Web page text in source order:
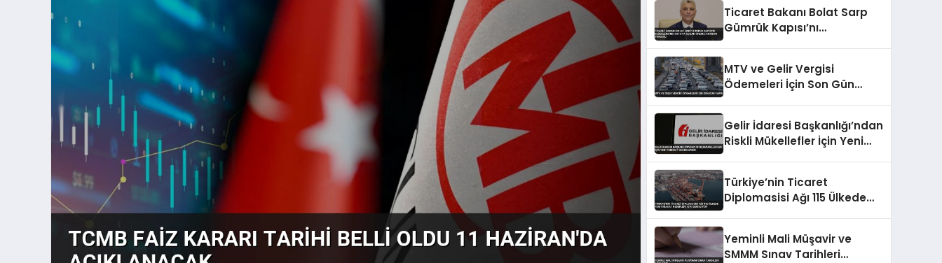
Ticaret Bakanı Bolat Sarp
Gümrük Kapısı’nı
MTV ve Gelir Vergisi
Ödemeleri İçin Son Gün
Gelir İdaresi Başkanlığı’ndan
Riskli Mükellefler İçin Yeni
Türkiye’nin Ticaret
Diplomasisi Ağı 115 Ülkede
Yeminli Mali Müşavir ve
SMMM Sınav Tarihleri